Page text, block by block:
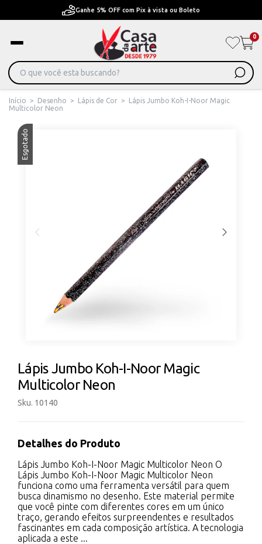
Ganhe 5% OFF com Pix à vista ou Boleto
0
Início > Desenho > Lápis de Cor >
Lápis Jumbo Koh-I-Noor Magic
Multicolor Neon
Esgotado
Lápis Jumbo Koh-I-Noor Magic
Multicolor Neon
Sku. 10140
Detalhes do Produto
Lápis Jumbo Koh-I-Noor Magic Multicolor Neon O
Lápis Jumbo Koh-I-Noor Magic Multicolor Neon
funciona como uma ferramenta versátil para quem
busca dinamismo no desenho. Este material permite
que você pinte com diferentes cores em um único
traço, gerando efeitos surpreendentes e resultados
fascinantes em cada composição artística. A tecnologia
aplicada a este ...